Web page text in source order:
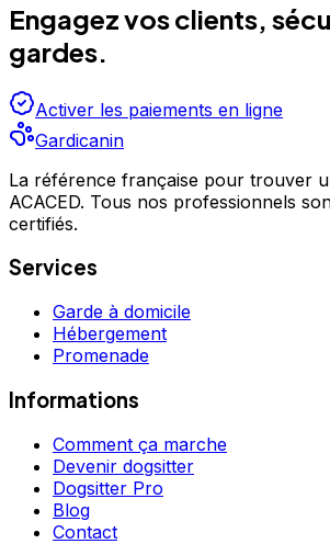
Engagez vos clients,
gardes.
Activer les paiements en ligne
Gardicanin
La référence française pour trouver
ACACED. Tous nos professionnels
certifiés.
Services
Garde à domicile
Hébergement
Promenade
Informations
Comment ça marche
Devenir dogsitter
Dogsitter Pro
Blog
Contact